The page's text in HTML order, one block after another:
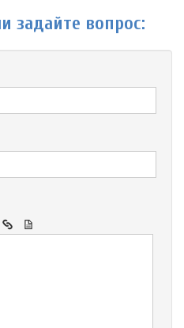
задайте вопрос: